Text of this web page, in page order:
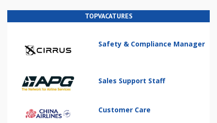
TOPVACATURES
Safety & Compliance Manager
Sales Support Staff
Customer Care